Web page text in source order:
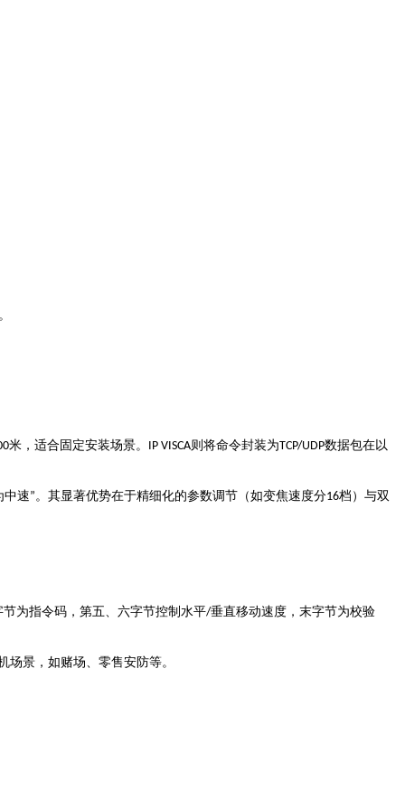
米，适合固定安装场景。 IP VISCA则将命令封装为TCP/UDP数据包在以
中速”。其显著优势在于精细化的参数调节（如变焦速度分16档）与双
为指令码，第五、六字节控制水平/垂直移动速度，末字节为校验
场景，如赌场、零售安防等。